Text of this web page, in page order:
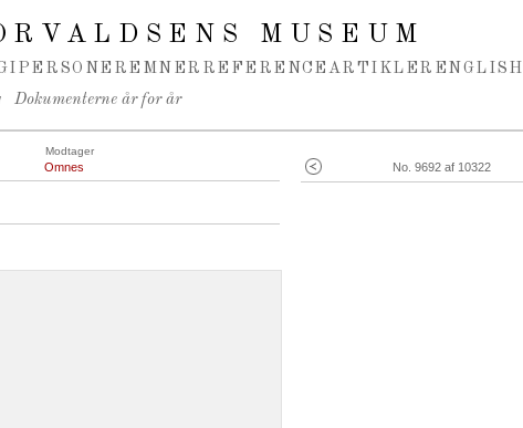
MUSEUM
PERSONER EMNER REFERENCEARTIKLER ENGLISH
Dokumenterne år for år
No. 9692 af 10322
Modtager
Omnes